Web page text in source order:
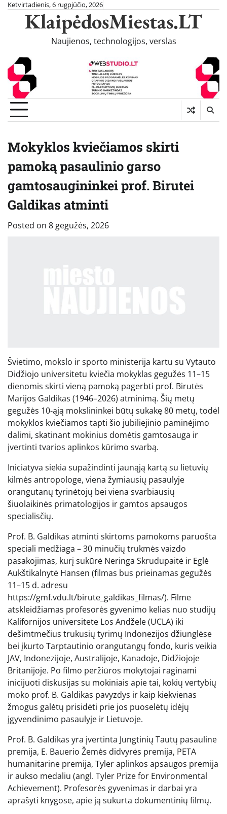
Skip
content
Ketvirtadienis, 6 rugpjūčio, 2026
KlaipėdosMiestas.LT
Naujienos, technologijos, verslas
Mokyklos kviečiamos skirti
pamoką pasaulinio garso
gamtosaugininkei prof. Birutei
Galdikas atminti
Posted on 8 gegužės, 2026
Švietimo, mokslo ir sporto ministerija kartu su Vytauto
Didžiojo universitetu kviečia mokyklas gegužės 11–15
dienomis skirti vieną pamoką pagerbti prof. Birutės
Marijos Galdikas (1946–2026) atminimą. Šių metų
gegužės 10-ąją mokslininkei būtų sukakę 80 metų, todėl
mokyklos kviečiamos tapti šio jubiliejinio paminėjimo
dalimi, skatinant mokinius domėtis gamtosauga ir
įvertinti tvarios aplinkos kūrimo svarbą.
Iniciatyva siekia supažindinti jaunąją kartą su lietuvių
kilmės antropologe, viena žymiausių pasaulyje
orangutanų tyrinėtojų bei viena svarbiausių
šiuolaikinės primatologijos ir gamtos apsaugos
specialisčių.
Prof. B. Galdikas atminti skirtoms pamokoms paruošta
speciali medžiaga – 30 minučių trukmės vaizdo
pasakojimas, kurį sukūrė Neringa Skrudupaitė ir Eglė
Aukštikalnytė Hansen (filmas bus prieinamas gegužės
11–15 d. adresu
https://gmf.vdu.lt/birute_galdikas_filmas/). Filme
atskleidžiamas profesorės gyvenimo kelias nuo studijų
Kalifornijos universitete Los Andžele (UCLA) iki
dešimtmečius trukusių tyrimų Indonezijos džiunglėse
bei įkurto Tarptautinio orangutangų fondo, kuris veikia
JAV, Indonezijoje, Australijoje, Kanadoje, Didžiojoje
Britanijoje. Po filmo peržiūros mokytojai raginami
inicijuoti diskusijas su mokiniais apie tai, kokių vertybių
moko prof. B. Galdikas pavyzdys ir kaip kiekvienas
žmogus galėtų prisidėti prie jos puoselėtų idėjų
įgyvendinimo pasaulyje ir Lietuvoje.
Prof. B. Galdikas yra įvertinta Jungtinių Tautų pasauline
premija, E. Bauerio Žemės didvyrės premija, PETA
humanitarine premija, Tyler aplinkos apsaugos premija
ir aukso medaliu (angl. Tyler Prize for Environmental
Achievement). Profesorės gyvenimas ir darbai yra
aprašyti knygose, apie ją sukurta dokumentinių filmų.